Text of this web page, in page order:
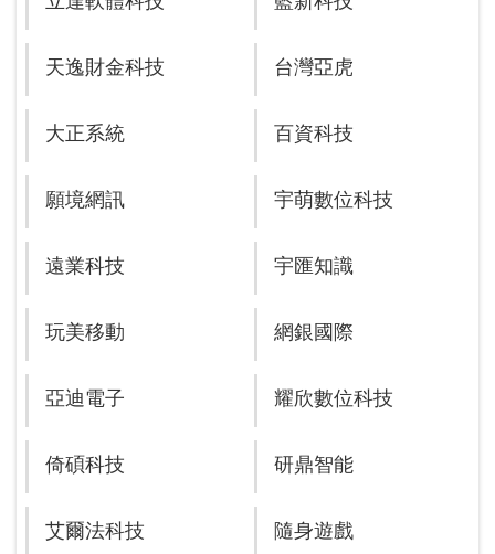
天逸財金科技 台灣亞虎
大正系統 百資科技
願境網訊 宇萌數位科技
遠業科技 宇匯知識
玩美移動 網銀國際
亞迪電子 耀欣數位科技
倚碩科技 研鼎智能
艾爾法科技 隨身遊戲